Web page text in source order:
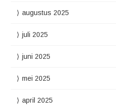
augustus 2025
juli 2025
juni 2025
mei 2025
april 2025